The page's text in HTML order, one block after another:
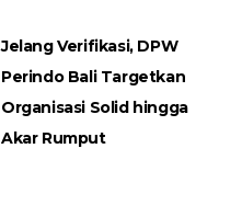
Jelang Verifikasi, DPW
Perindo Bali Targetkan
Organisasi Solid hingga
Akar Rumput